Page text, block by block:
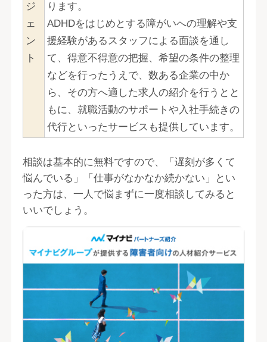
ジ
ェ
ン
ト
ります。
ADHDをはじめとする障がいへの理解や支
援経験があるスタッフによる面談を通し
て、得意不得意の把握、希望の条件の整理
などを行ったうえで、数ある企業の中か
ら、その方へ適した求人の紹介を行うとと
もに、就職活動のサポートや入社手続きの
代行といったサービスも提供しています。
相談は基本的に無料ですので、「遅刻が多くて
悩んでいる」「仕事がなかなか続かない」とい
った方は、一人で悩まずに一度相談してみると
いいでしょう。